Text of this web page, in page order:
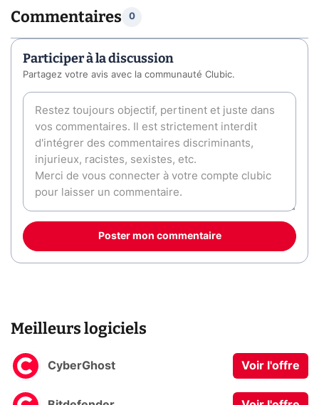
Commentaires 0
Participer à la discussion
Partagez votre avis avec la communauté Clubic.
Poster mon commentaire
Meilleurs logiciels
CyberGhost Voir l'offre